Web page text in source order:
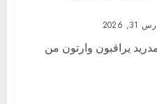
2026
يراقبون وارتون من